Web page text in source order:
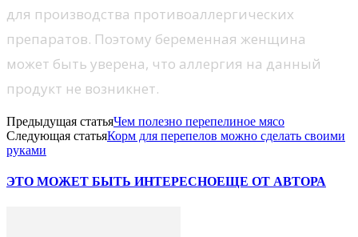
для производства противоаллергических
препаратов. Поэтому беременная женщина
может быть уверена, что аллергия на данный
продукт не возникнет.
Предыдущая статьяЧем полезно перепелиное мясо
Следующая статьяКорм для перепелов можно сделать своими
руками
ЭТО МОЖЕТ БЫТЬ ИНТЕРЕСНОЕЩЕ ОТ АВТОРА